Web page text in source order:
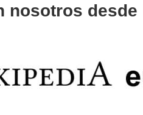
nosotros desde